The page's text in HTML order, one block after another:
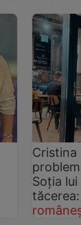
Cristina
Soția
tăcerea: